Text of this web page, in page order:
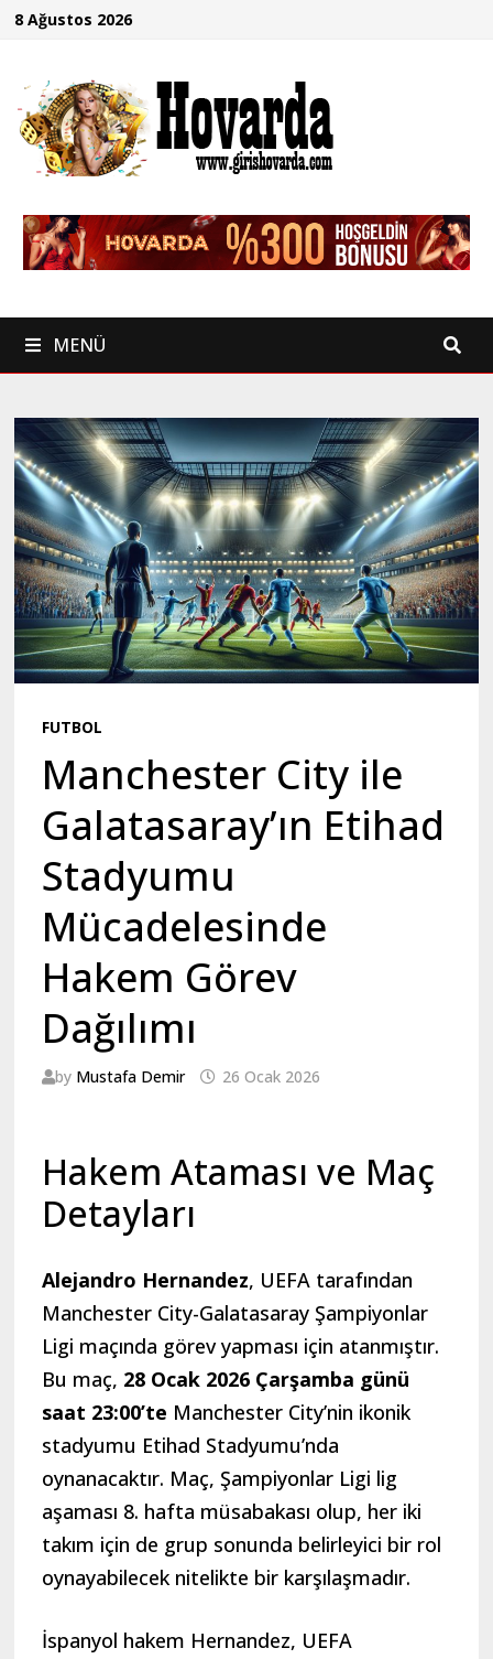
İçeriğe
8 Ağustos 2026
MENÜ
FUTBOL
Manchester City ile
Galatasaray’ın Etihad
Stadyumu
Mücadelesinde
Hakem Görev
Dağılımı
by Mustafa Demir 26 Ocak 2026
Hakem Ataması ve Maç
Detayları
Alejandro Hernandez, UEFA tarafından
Manchester City-Galatasaray Şampiyonlar
Ligi maçında görev yapması için atanmıştır.
Bu maç, 28 Ocak 2026 Çarşamba günü
saat 23:00’te Manchester City’nin ikonik
stadyumu Etihad Stadyumu’nda
oynanacaktır. Maç, Şampiyonlar Ligi lig
aşaması 8. hafta müsabakası olup, her iki
takım için de grup sonunda belirleyici bir rol
oynayabilecek nitelikte bir karşılaşmadır.
İspanyol hakem Hernandez, UEFA